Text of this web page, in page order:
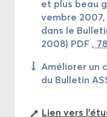
et plus beau
vembre
dans le
2008) PDF ,
Amé­lio­rer un
du Bul­le­tin
Lien vers